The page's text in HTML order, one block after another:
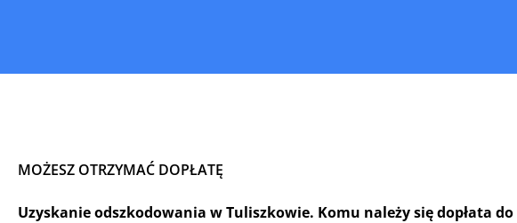
MOŻESZ OTRZYMAĆ DOPŁATĘ
Uzyskanie odszkodowania w Tuliszkowie. Komu należy się dopłata